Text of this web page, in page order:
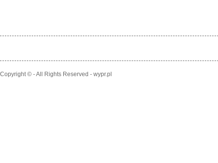
Copyright © - All Rights Reserved - wypr.pl